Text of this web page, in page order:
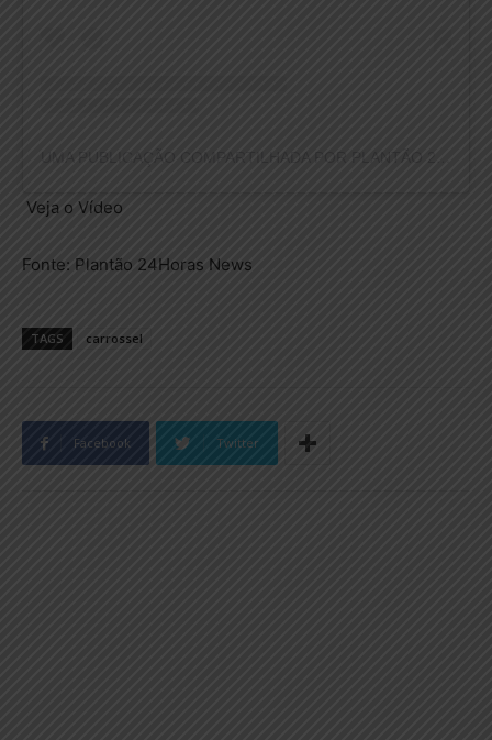
UMA PUBLICAÇÃO COMPARTILHADA POR PLANTÃO 24HORAS NEWS (@PLANTAO24HORASNEWS)
Veja o Vídeo
Fonte: Plantão 24Horas News
TAGS carrossel
Facebook Twitter